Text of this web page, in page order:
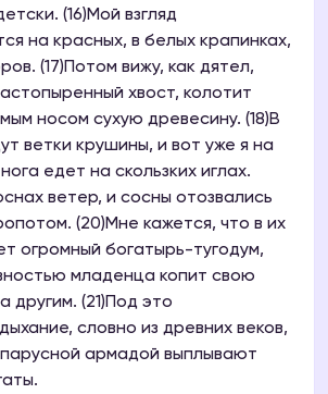
(16)Мой взгляд
на красных, в белых крапинках,
(17)Потом вижу, как дятел,
хвост, колотит
носом сухую древесину. (18)В
ветки крушины, и вот уже я на
едет на скользких иглах.
ветер, и сосны отозвались
(20)Мне кажется, что в их
огромный богатырь-тугодум,
младенца копит свою
другим. (21)Под это
словно из древних веков,
армадой выплывают